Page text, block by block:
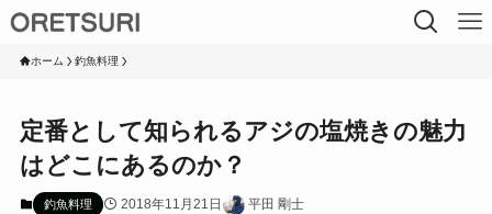
ホーム 釣魚料理
定番として知られるアジの塩焼きの魅力
はどこにあるのか？
釣魚料理 2018年11月21日 平田 剛士